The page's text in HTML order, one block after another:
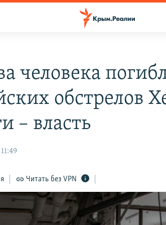
человека
обстрелов
– власть
Читать без VPN